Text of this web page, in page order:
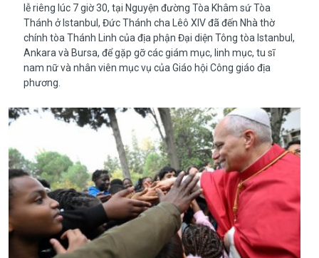
lễ riêng lúc 7 giờ 30, tại Nguyện đường Tòa Khâm sứ Tòa
Thánh ở Istanbul, Đức Thánh cha Lêô XIV đã đến Nhà thờ
chính tòa Thánh Linh của địa phận Đại diện Tông tòa Istanbul,
Ankara và Bursa, để gặp gỡ các giám mục, linh mục, tu sĩ
nam nữ và nhân viên mục vụ của Giáo hội Công giáo địa
phương.